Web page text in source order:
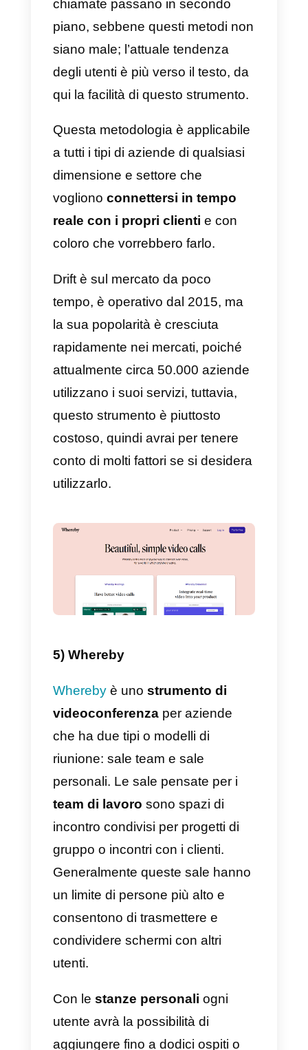
Typeformè uno strumento che
di informazioni estremamente
piattaforma web based che può
essere utilizzata per creare
qualsiasi cosa, dai sondaggi ai
questionari, senza scrivere una
L’idea alla base di questa
piattaforma è che le aziende
possono creare formulari
soprannaturali facili da
completare e divertenti. Questa
combinazione offre a Typeform
ottimi tassi di completamento dei
ottenere risultati migliori e più.
Typeform è una piattaforma che
puoi utilizzare non solo per
eseguire sondaggi dinamici.
raccogliere e condividere
informazioni in modo semplice ed
efficace. Come abbiamo
accennato, fondamentalmente i
due prodotti offerti da Typeform
sono sondaggi e moduli online.